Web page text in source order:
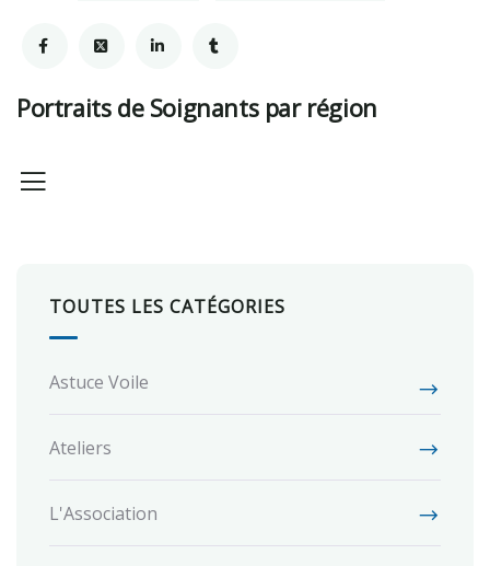
Portraits de Soignants par région
TOUTES LES CATÉGORIES
Astuce Voile
Ateliers
L'Association